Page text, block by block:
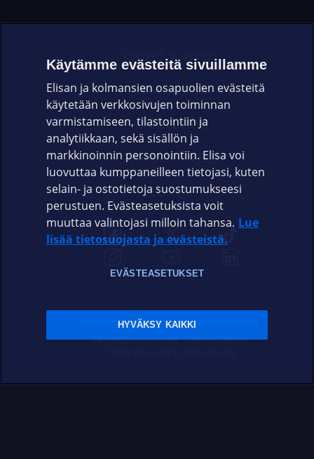
OHJEET JA VINKIT
OMAYHTEISÖ
VIANSELVITYS
ASIAKASPALVELU
ELISA.FI
Sopimusehdot Tietosuoja Evästeasetukset
Sääntelyviranomaiset Saavutettavuus
Käytämme evästeitä sivuillamme
Elisan ja kolmansien osapuolien evästeitä
käytetään verkkosivujen toiminnan
varmistamiseen, tilastointiin ja
analytiikkaan, sekä sisällön ja
markkinoinnin personointiin. Elisa voi
luovuttaa kumppaneilleen tietojasi, kuten
selain- ja ostotietoja suostumukseesi
perustuen. Evästeasetuksista voit
muuttaa valintojasi milloin tahansa. Lue
lisää tietosuojasta ja evästeistä.
EVÄSTEASETUKSET
HYVÄKSY KAIKKI